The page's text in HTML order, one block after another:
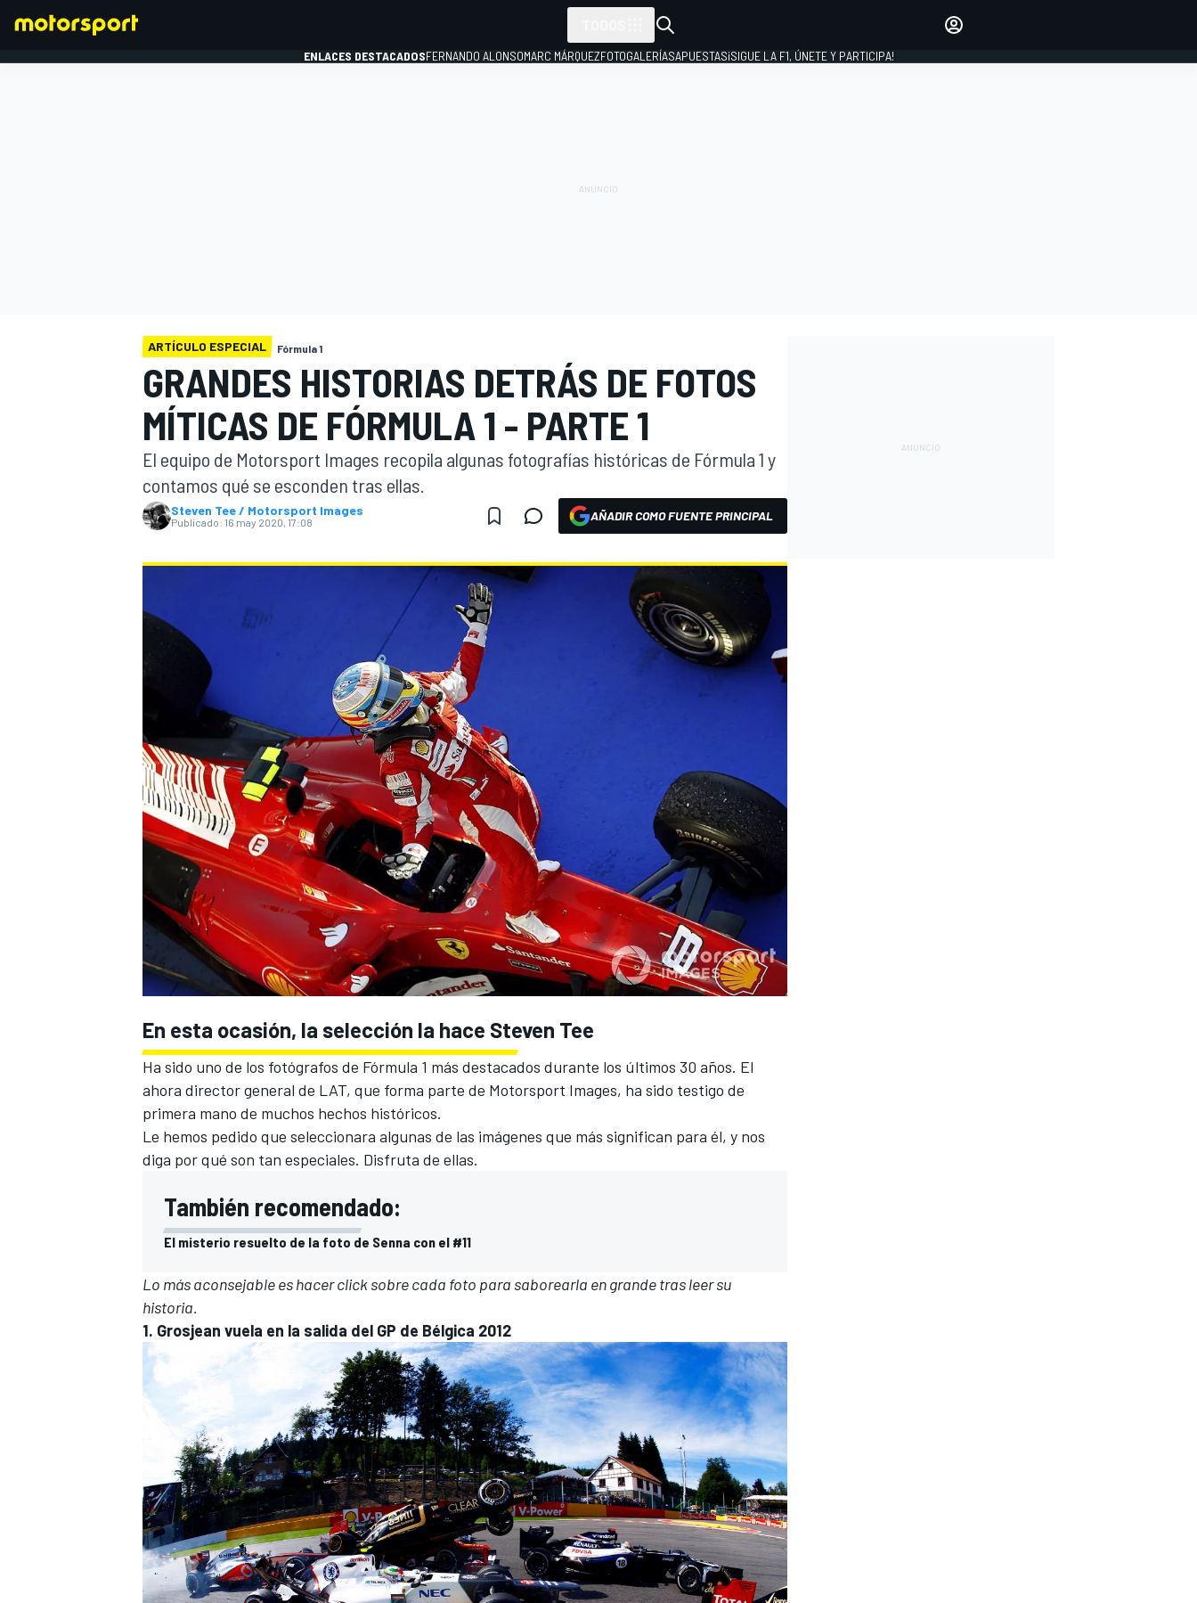
FÓRMULA E
ENLACES DESTACADOSFERNANDO ALONSOMARC MÁRQUEZFOTOGALERÍASAPUESTAS¡SIGUE LA F1, ÚNETE Y PARTICIPA!
ARTÍCULO ESPECIAL Fórmula 1
GRANDES HISTORIAS DETRÁS DE FOTOS
MÍTICAS DE FÓRMULA 1 - PARTE 1
El equipo de Motorsport Images recopila algunas fotografías históricas de Fórmula 1 y
contamos qué se esconden tras ellas.
Steven Tee / Motorsport Images
Publicado: 16 may 2020, 17:08 AÑADIR COMO FUENTE PRINCIPAL
En esta ocasión, la selección la hace Steven Tee
Ha sido uno de los fotógrafos de Fórmula 1 más destacados durante los últimos 30 años. El
ahora director general de LAT, que forma parte de Motorsport Images, ha sido testigo de
primera mano de muchos hechos históricos.
Le hemos pedido que seleccionara algunas de las imágenes que más significan para él, y nos
diga por qué son tan especiales. Disfruta de ellas.
También recomendado:
El misterio resuelto de la foto de Senna con el #11
Lo más aconsejable es hacer click sobre cada foto para saborearla en grande tras leer su
historia.
1. Grosjean vuela en la salida del GP de Bélgica 2012